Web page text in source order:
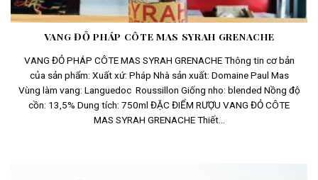
VANG ĐỎ PHÁP CÔTE MAS SYRAH GRENACHE
VANG ĐỎ PHÁP CÔTE MAS SYRAH GRENACHE Thông tin cơ bản
của sản phẩm: Xuất xứ: Pháp Nhà sản xuất: Domaine Paul Mas
Vùng làm vang: Languedoc Roussillon Giống nho: blended Nồng độ
cồn: 13,5% Dung tích: 750ml ĐẶC ĐIỂM RƯỢU VANG ĐỎ CÔTE
MAS SYRAH GRENACHE Thiết...